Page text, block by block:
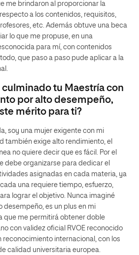
me brindaron al proporcionar la
a los contenidos, requisitos,
etc. Además obtuve una beca
lo que me propuse, en una
para mí, con contenidos
que paso a paso pude aplicar a la
culminado tu Maestría con
por alto desempeño,
mérito para ti?
soy una mujer exigente con mi
también exige alto rendimiento, el
no quiere decir que es fácil. Por el
debe organizarse para dedicar el
asignadas en cada materia, ya
una requiere tiempo, esfuerzo,
lograr el objetivo. Nunca imaginé
desempeño, es un plus en mi
que me permitirá obtener doble
con validez oficial RVOE reconocido
reconocimiento internacional, con los
calidad universitaria europea.